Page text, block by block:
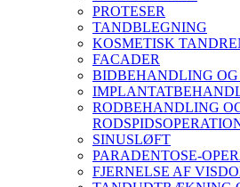
PROTESER
TANDBLEGNING
KOSMETISK
FACADER
BIDBEHANDLING
RODBEHANDLING
SINUSLØFT
PARADENTOSE-
FJERNELSE AF